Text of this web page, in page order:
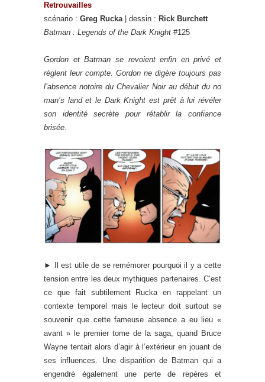
Retrouvailles
scénario : Greg Rucka| dessin : Rick Burchett
Batman : Legends of the Dark Knight #125
Gordon et Batman se revoient enfin en privé et
règlent leur compte. Gordon ne digère toujours pas
l’absence notoire du Chevalier Noir au début du no
man’s land et le Dark Knight est prêt à lui révéler
son identité secrète pour rétablir la confiance
brisée.
► Il est utile de se remémorer pourquoi il y a cette
tension entre les deux mythiques partenaires. C’est
ce que fait subtilement Rucka en rappelant un
contexte temporel mais le lecteur doit surtout se
souvenir que cette fameuse absence a eu lieu «
avant » le premier tome de la saga, quand Bruce
Wayne tentait alors d’agir à l’extérieur en jouant de
ses influences. Une disparition de Batman qui a
engendré également une perte de repères et